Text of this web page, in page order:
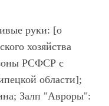
руки: [о
хозяйства
РСФСР с
области];
Залп "Авроры":